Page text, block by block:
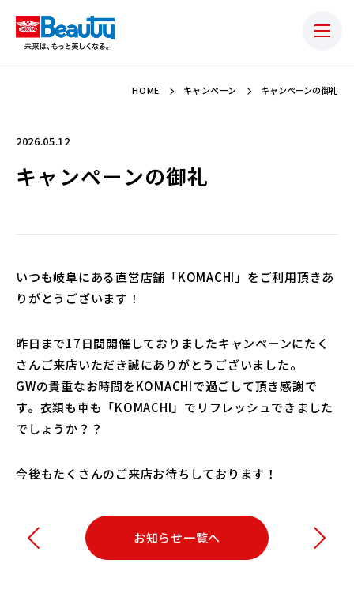
HOME キャンペーン キャンペーンの御礼
2026.05.12
キャンペーンの御礼
いつも岐阜にある直営店舗「KOMACHI」をご利用頂きあ
りがとうございます！
昨日まで17日間開催しておりましたキャンペーンにたく
さんご来店いただき誠にありがとうございました。
GWの貴重なお時間をKOMACHIで過ごして頂き感謝で
す。衣類も車も「KOMACHI」でリフレッシュできました
でしょうか？？
今後もたくさんのご来店お待ちしております！
お知らせ一覧へ